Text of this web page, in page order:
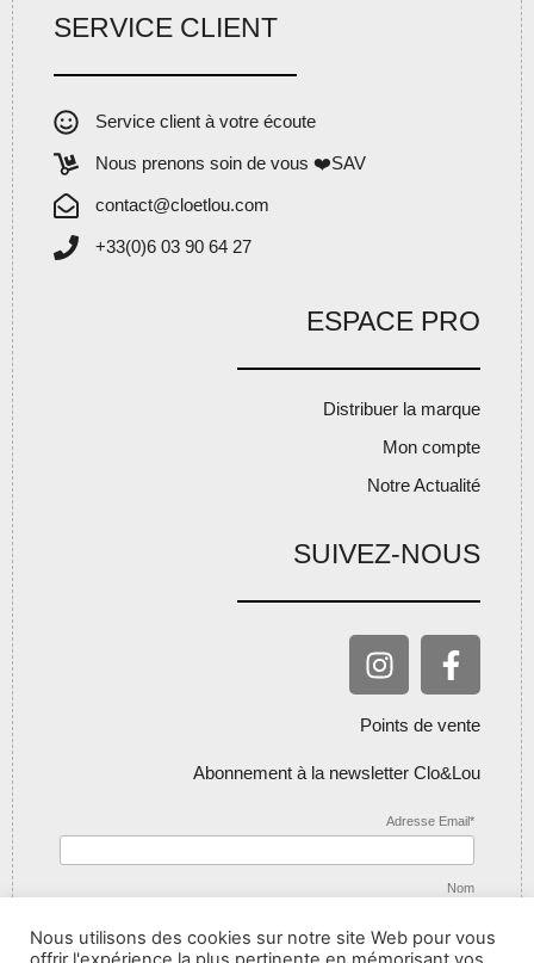
SERVICE CLIENT
Service client à votre écoute
Nous prenons soin de vous ❤️SAV
contact@cloetlou.com
+33(0)6 03 90 64 27
ESPACE PRO
Distribuer la marque
Mon compte
Notre Actualité
SUIVEZ-NOUS
Points de vente
Abonnement à la newsletter Clo&Lou
Adresse Email*
Nom
Nous utilisons des cookies sur notre site Web pour vous